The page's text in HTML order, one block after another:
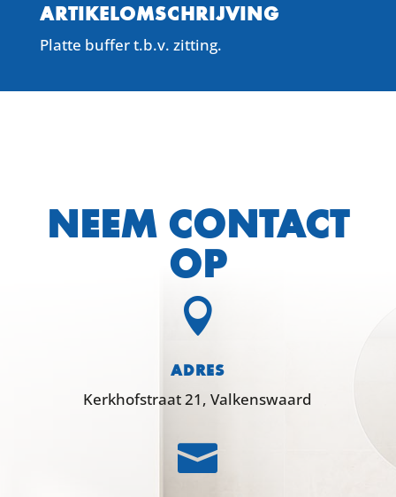
ARTIKELOMSCHRIJVING
Platte buffer t.b.v. zitting.
NEEM CONTACT
OP

ADRES
Kerkhofstraat 21, Valkenswaard
